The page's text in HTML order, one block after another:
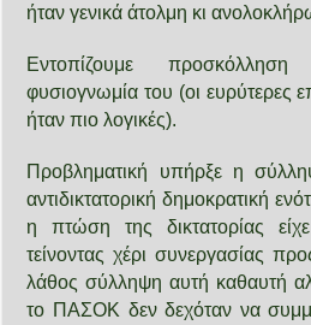
ήταν γενικά άτολμη κι
Εντοπίζουμε
φυσιογνωμία του (οι
ήταν πιο λογικές).
Προβληματική υπήρξε η
αντιδικτατορική δημοκρατική
η πτώση της δικτατορίας
τείνοντας χέρι συνεργασίας
λάθος σύλληψη αυτή καθαυτή
το ΠΑΣΟΚ δεν δεχόταν να